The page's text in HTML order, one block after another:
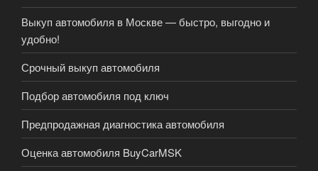
Выкуп автомобиля в Москве — быстро, выгодно и
удобно!
Срочный выкуп автомобиля
Подбор автомобиля под ключ
Предпродажная диагностика автомобиля
Оценка автомобиля BuyCarMSK